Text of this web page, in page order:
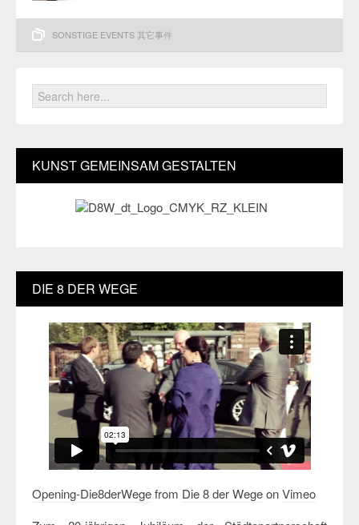
SONSTIGE EVENTS 其它事件
KUNST GEMEINSAM GESTALTEN
DIE 8 DER WEGE
Opening-Die8derWegefrom Die 8 der WegeonVimeo